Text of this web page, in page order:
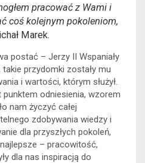
pracować z Wami i
coś kolejnym pokoleniom,
Marek.
postać – Jerzy II Wspaniały
przydomki zostały mu
i wartości, którym służył.
odniesienia, wzorem
nam życzyć całej
zdobywania wiedzy i
dla przyszłych pokoleń,
– pracowitość,
dla nas inspiracją do